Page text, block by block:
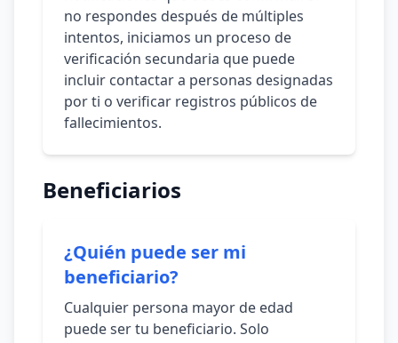
no respondes después de múltiples
intentos, iniciamos un proceso de
verificación secundaria que puede
incluir contactar a personas designadas
por ti o verificar registros públicos de
fallecimientos.
Beneficiarios
¿Quién puede ser mi
beneficiario?
Cualquier persona mayor de edad
puede ser tu beneficiario. Solo